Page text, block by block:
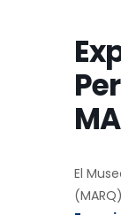
El